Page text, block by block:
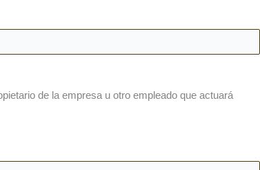
de la empresa u otro empleado que actuará